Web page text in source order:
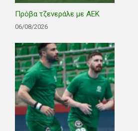
Πρόβα τζενεράλε με ΑΕΚ
06/08/2026